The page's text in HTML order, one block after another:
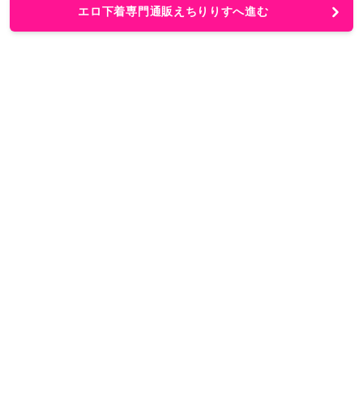
エロ下着専門通販えちりりすへ進む